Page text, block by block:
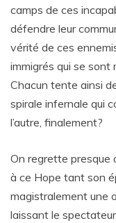
camps de ces
défendre leur
vérité de ces
immigrés qui se sont
Chacun tente ainsi
spirale infernale qui
l’autre, finalement?
On regrette presque
à ce Hope tant son
magistralement une
laissant le